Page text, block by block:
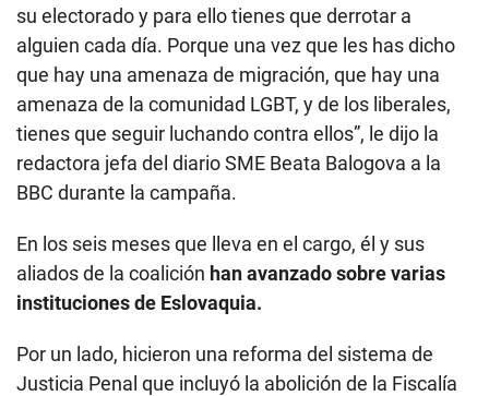
su electorado y para ello tienes que derrotar a
alguien cada día. Porque una vez que les has dicho
que hay una amenaza de migración, que hay una
amenaza de la comunidad LGBT, y de los liberales,
tienes que seguir luchando contra ellos”, le dijo la
redactora jefa del diario SME Beata Balogova a la
BBC durante la campaña.
En los seis meses que lleva en el cargo, él y sus
aliados de la coalición han avanzado sobre varias
instituciones de Eslovaquia.
Por un lado, hicieron una reforma del sistema de
Justicia Penal que incluyó la abolición de la Fiscalía